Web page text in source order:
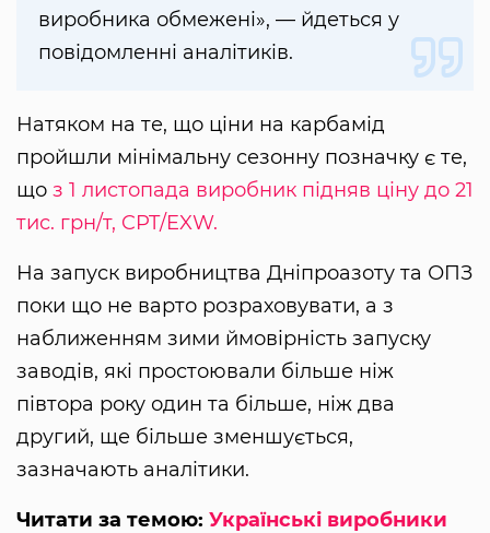
виробника обмежені», — йдеться у
повідомленні аналітиків.
Натяком на те, що ціни на карбамід
пройшли мінімальну сезонну позначку є те,
що з 1 листопада виробник підняв ціну до 21
тис. грн/т, CPT/EXW.
На запуск виробництва Дніпроазоту та ОПЗ
поки що не варто розраховувати, а з
наближенням зими ймовірність запуску
заводів, які простоювали більше ніж
півтора року один та більше, ніж два
другий, ще більше зменшується,
зазначають аналітики.
Читати за темою: Українські виробники